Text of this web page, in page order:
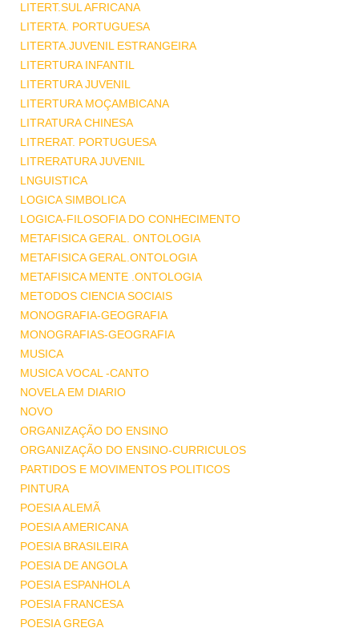
LITERT.SUL AFRICANA
LITERTA. PORTUGUESA
LITERTA.JUVENIL ESTRANGEIRA
LITERTURA INFANTIL
LITERTURA JUVENIL
LITERTURA MOÇAMBICANA
LITRATURA CHINESA
LITRERAT. PORTUGUESA
LITRERATURA JUVENIL
LNGUISTICA
LOGICA SIMBOLICA
LOGICA-FILOSOFIA DO CONHECIMENTO
METAFISICA GERAL. ONTOLOGIA
METAFISICA GERAL.ONTOLOGIA
METAFISICA MENTE .ONTOLOGIA
METODOS CIENCIA SOCIAIS
MONOGRAFIA-GEOGRAFIA
MONOGRAFIAS-GEOGRAFIA
MUSICA
MUSICA VOCAL -CANTO
NOVELA EM DIARIO
NOVO
ORGANIZAÇÃO DO ENSINO
ORGANIZAÇÃO DO ENSINO-CURRICULOS
PARTIDOS E MOVIMENTOS POLITICOS
PINTURA
POESIA ALEMÃ
POESIA AMERICANA
POESIA BRASILEIRA
POESIA DE ANGOLA
POESIA ESPANHOLA
POESIA FRANCESA
POESIA GREGA